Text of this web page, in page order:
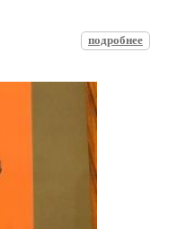
подробнее